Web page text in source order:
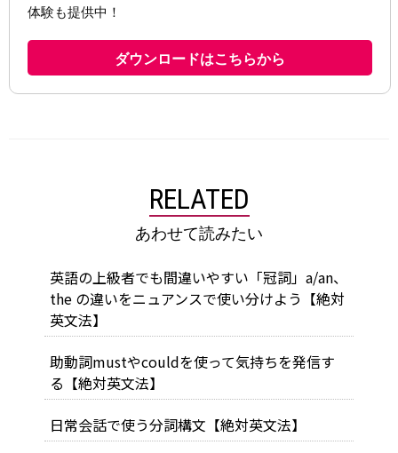
RELATED
あわせて読みたい
英語の上級者でも間違いやすい「冠詞」a/an、
the の違いをニュアンスで使い分けよう【絶対
英文法】
助動詞mustやcouldを使って気持ちを発信す
る【絶対英文法】
日常会話で使う分詞構文【絶対英文法】